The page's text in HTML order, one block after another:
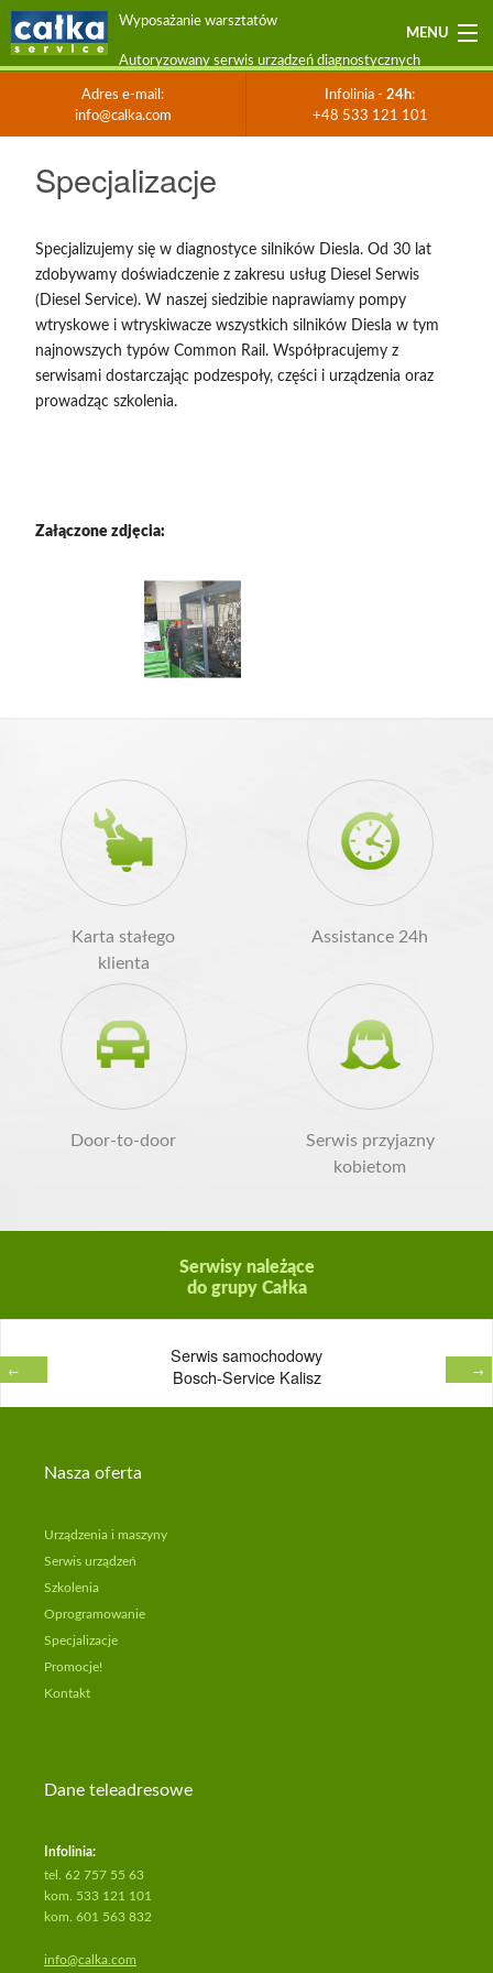
Wyposażanie
warsztatów
Autoryzowany
urządzeń
diagnostycznych
info@calka.com
+48
121
101
Wyposażanie warsztatów
Autoryzowany serwis urządzeń diagnostycznych
MENU
Urządzenia i maszyny
Szkolenia
Oprogramowanie
Specjalizacje
Promocje!
Kontakt
Adres e-mail:
info@calka.com
Infolinia - 24h:
+48 533 121 101
główna
Specjalizacje
Specjalizacje
Specjalizujemy się w diagnostyce silników Diesla. Od 30 lat
zdobywamy doświadczenie z zakresu usług Diesel Serwis
(Diesel Service). W naszej siedzibie naprawiamy pompy
wtryskowe i wtryskiwacze wszystkich silników Diesla w tym
najnowszych typów Common Rail. Współpracujemy z
serwisami dostarczając podzespoły, części i urządzenia oraz
prowadząc szkolenia.
Załączone zdjęcia:
Karta stałego
klienta
Assistance 24h
Door-to-door
Serwis przyjazny
kobietom
Serwisy należące
do grupy Całka
Serwis samochodowy
Bosch-Service Kalisz
← →
Na
Urządzenia
i
maszyny
Serwis
urządzeń
Szkolenia
Kontakt
Nasza oferta
Urządzenia i maszyny
Serwis urządzeń
Szkolenia
Oprogramowanie
Specjalizacje
Promocje!
Kontakt
Dane teleadresowe
Infolinia:
tel. 62 757 55 63
kom. 533 121 101
kom. 601 563 832
info@calka.com